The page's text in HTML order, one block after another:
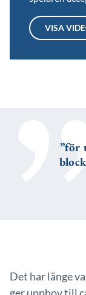
VISA
”för
Det har länge